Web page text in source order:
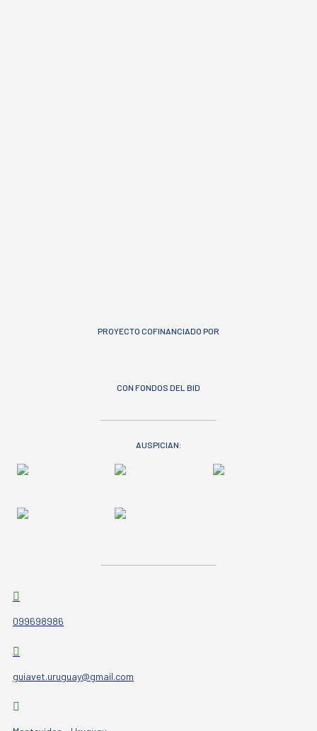
PROYECTO COFINANCIADO POR
CON FONDOS DEL BID
AUSPICIAN:
099698986
guiavet.uruguay@gmail.com